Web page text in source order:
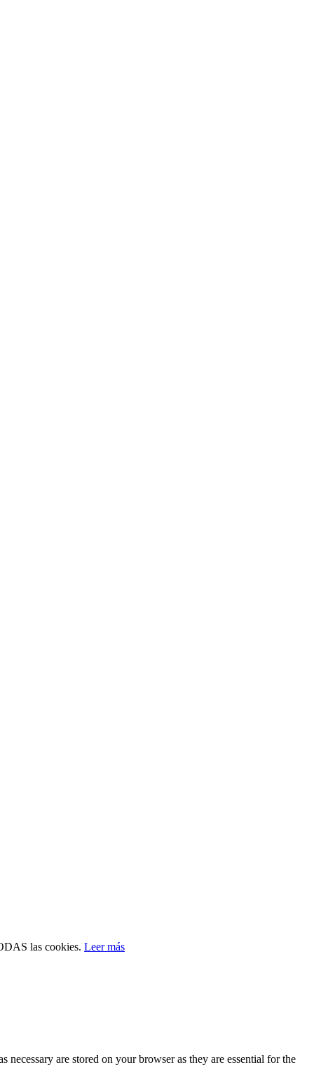
las cookies. Leer más
are stored on your browser as they are essential for the